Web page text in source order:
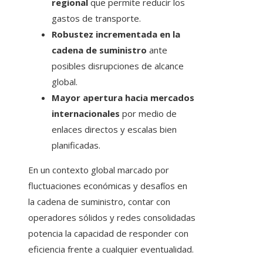
regional que permite reducir los
gastos de transporte.
Robustez incrementada en la
cadena de suministro ante
posibles disrupciones de alcance
global.
Mayor apertura hacia mercados
internacionales por medio de
enlaces directos y escalas bien
planificadas.
En un contexto global marcado por
fluctuaciones económicas y desafíos en
la cadena de suministro, contar con
operadores sólidos y redes consolidadas
potencia la capacidad de responder con
eficiencia frente a cualquier eventualidad.